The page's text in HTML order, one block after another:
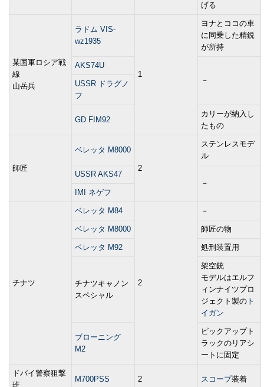
げる
某国軍ロシア戦
線
山岳兵
ラドム VIS-
wz1935
1
ヨナとココの車
に同乗した精鋭
が所持
AKS74U
－
USSR ドラグノ
フ
GD FIM92
カリーが納入し
たもの
師匠
ベレッタ M8000
2
ステンレスモデ
ル
USSR AKS47
－
IMI ネゲフ
チナツ
ベレッタ M84
2
－
ベレッタ M8000 師匠の物
ベレッタ M92 処刑装置用
チナツキャノン
スペシャル
架空銃
モデルはエルフ
ィンナイツプロ
ジェクト製の ト
イガン
ブローニング
M2
ピックアップト
ラックのリアシ
ートに固定
ドバイ警察狙撃
班
M700PSS 2 スコープ装着